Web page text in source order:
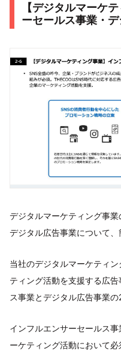
【デジタルマーケ
ーセールス事業・
デジタルマーケティング事
デジタル広告事業について、
当社のデジタルマーケティ
ティング活動を支援する広
ス事業とデジタル広告事業の
インフルエンサーセールス
ーケティング活動において